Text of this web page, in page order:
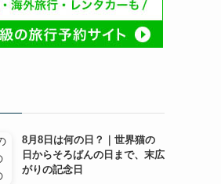
8月8日は何の日？｜世界猫の
日からそろばんの日まで、末広
がりの記念日